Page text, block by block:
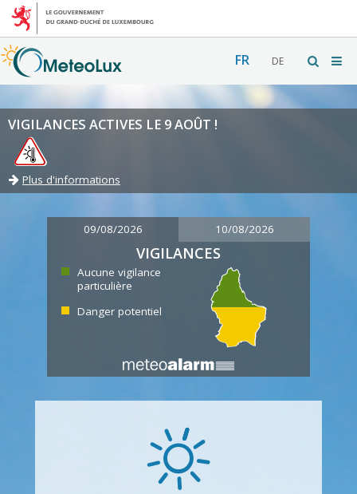
FR DE
VIGILANCES ACTIVES LE 9 AOÛT !
Plus d'informations
09/08/2026 10/08/2026
VIGILANCES
Aucune vigilance
particulière
Danger potentiel